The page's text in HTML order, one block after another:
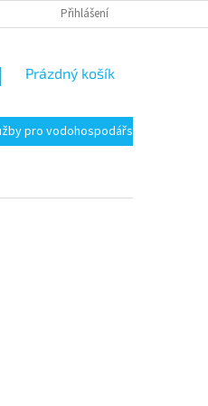
Přihlášení
NÁKUPNÍ
Prázdný košík
pro vodohospodářství